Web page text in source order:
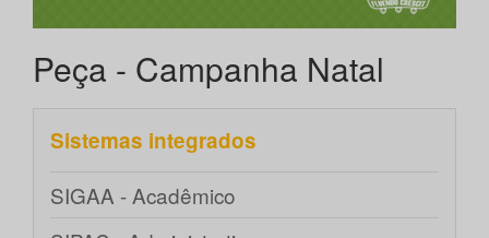
Peça - Campanha Natal
Sistemas integrados
SIGAA - Acadêmico